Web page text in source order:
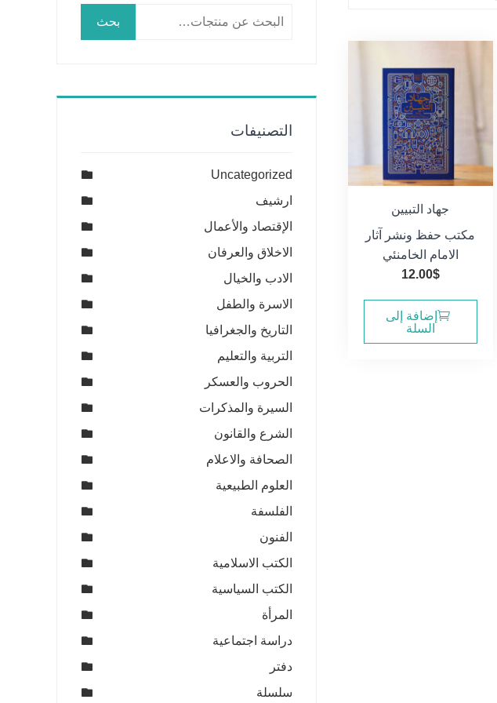
جهاد التبيين
مكتب حفظ ونشر آثار
الامام الخامنئي
12.00$
إضافة إلى
السلة
بحث
التصنيفات
Uncategorized
ارشيف
الإقتصاد والأعمال
الاخلاق والعرفان
الادب والخيال
الاسرة والطفل
التاريخ والجغرافيا
التربية والتعليم
الحروب والعسكر
السيرة والمذكرات
الشرع والقانون
الصحافة والاعلام
العلوم الطبيعية
الفلسفة
الفنون
الكتب الاسلامية
الكتب السياسية
المرأة
دراسة اجتماعية
دفتر
سلسلة